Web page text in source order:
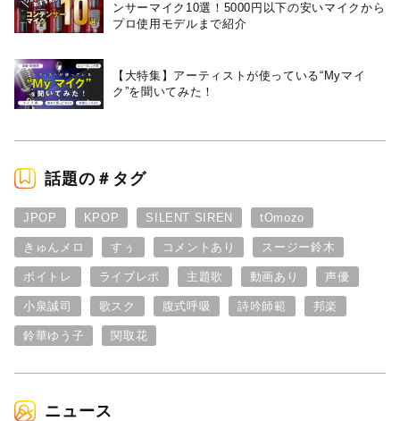
ンサーマイク10選！5000円以下の安いマイクから
プロ使用モデルまで紹介
【大特集】アーティストが使っている“Myマイ
ク”を聞いてみた！
話題の＃タグ
JPOP KPOP SILENT SIREN tOmozo
きゅんメロ すぅ コメントあり スージー鈴木
ボイトレ ライブレポ 主題歌 動画あり 声優
小泉誠司 歌スク 腹式呼吸 詩吟師範 邦楽
鈴華ゆう子 関取花
ニュース